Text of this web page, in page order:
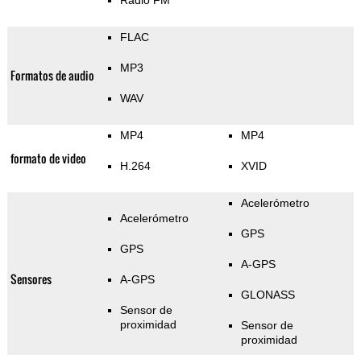
Formatos de audio
FLAC
MP3
WAV
formato de video
MP4
H.264
MP4
XVID
Sensores
Acelerómetro
GPS
A-GPS
Sensor de
proximidad
Acelerómetro
GPS
A-GPS
GLONASS
Sensor de
proximidad